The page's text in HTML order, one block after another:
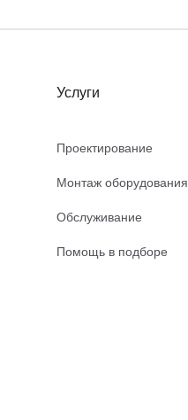
Услуги
Проектирование
Монтаж оборудования
Обслуживание
Помощь в подборе